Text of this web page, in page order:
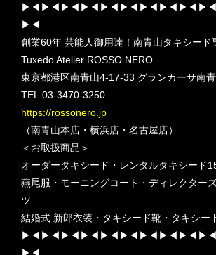
▶︎◀︎
創業60年 芸能人御用達！南青山タキシード
Tuxedo Atelier ROSSO NERO
東京都港区南青山4-17-33 グランカーサ南
TEL.03-3470-3250
https://rossonero.jp
（南青山本店・横浜店・名古屋店）
＜お取扱商品＞
オーダータキシード・レンタルタキシード
燕尾服・モーニングコート・ディレクター
ツ
結婚式 新郎衣装・タキシード靴・タキシー